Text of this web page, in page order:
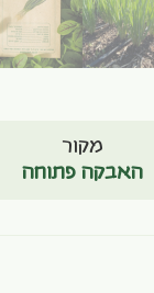
מקור
האבקה פתוחה